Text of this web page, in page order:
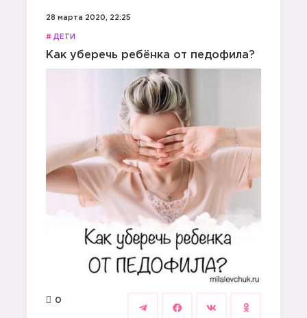
28 марта 2020, 22:25
# ДЕТИ
Как уберечь ребёнка от педофила?
0